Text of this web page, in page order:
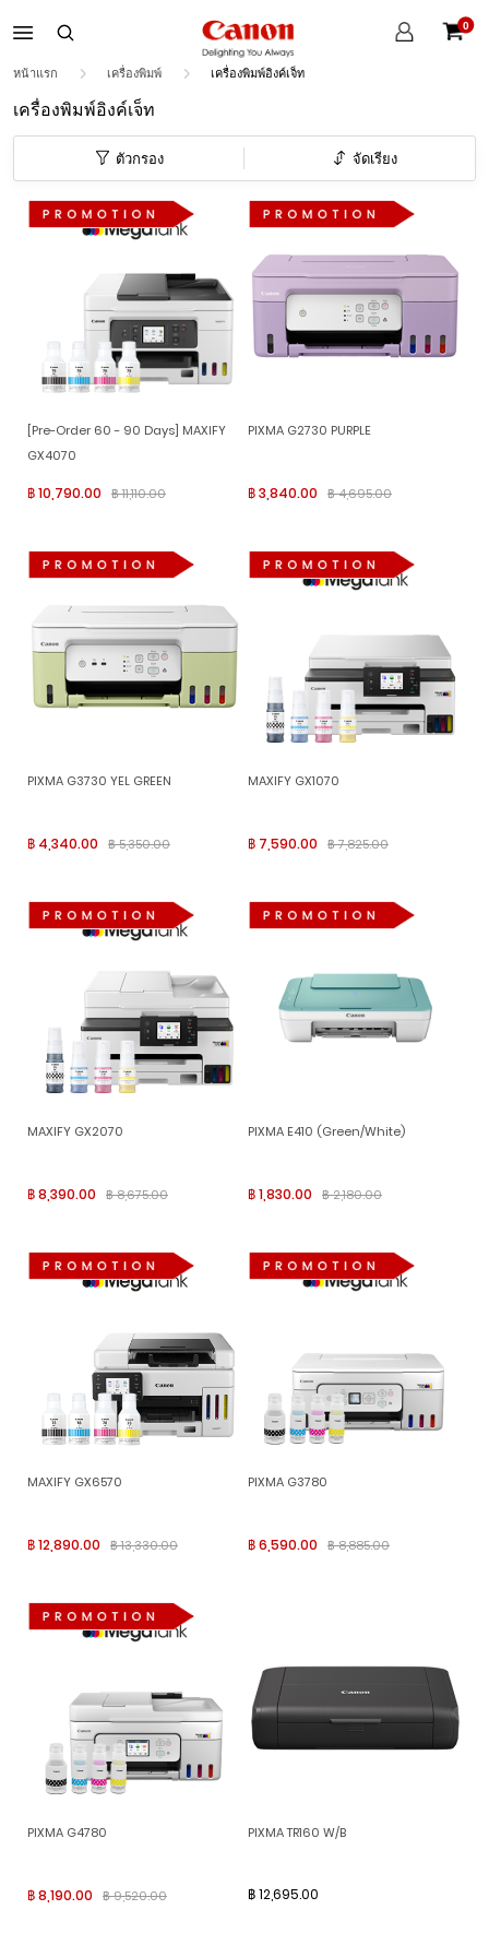
บัญชี
ของ
0
หน้าแรก เครื่องพิมพ์ เครื่องพิมพ์อิงค์เจ็ท
เครื่องพิมพ์อิงค์เจ็ท
ตัวกรอง จัดเรียง
[Pre-Order 60 - 90 Days] MAXIFY
GX4070
฿ 10,790.00 ฿ 11,110.00
PIXMA G2730 PURPLE
฿ 3,840.00 ฿ 4,695.00
PIXMA G3730 YEL GREEN
฿ 4,340.00 ฿ 5,350.00
MAXIFY GX1070
฿ 7,590.00 ฿ 7,825.00
MAXIFY GX2070
฿ 8,390.00 ฿ 8,675.00
PIXMA E410 (Green/White)
฿ 1,830.00 ฿ 2,180.00
MAXIFY GX6570
฿ 12,890.00 ฿ 13,330.00
PIXMA G3780
฿ 6,590.00 ฿ 8,885.00
PIXMA G4780
฿ 8,190.00 ฿ 9,520.00
PIXMA TR160 W/B
฿ 12,695.00